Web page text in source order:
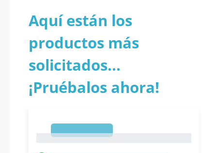
Aquí están los
productos más
solicitados...
¡Pruébalos ahora!